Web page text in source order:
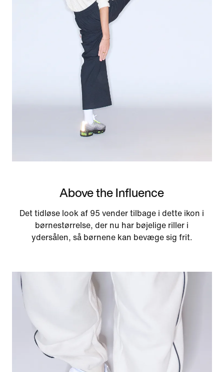
Above the Influence
Det tidløse look af 95 vender tilbage i dette ikon i
børnestørrelse, der nu har bøjelige riller i
ydersålen, så børnene kan bevæge sig frit.